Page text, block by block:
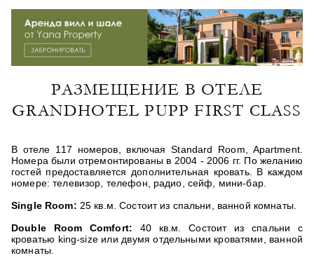
РАЗМЕЩЕНИЕ В ОТЕЛЕ
GRANDHOTEL PUPP FIRST CLASS
В отеле 117 номеров, включая Standard Room, Apartment.
Номера были отремонтированы в 2004 - 2006 гг. По желанию
гостей предоставляется дополнительная кровать. В каждом
номере: телевизор, телефон, радио, сейф, мини-бар.
Single Room: 25 кв.м. Состоит из спальни, ванной комнаты.
Double Room Comfort: 40 кв.м. Состоит из спальни с
кроватью king-size или двумя отдельными кроватями, ванной
комнаты.